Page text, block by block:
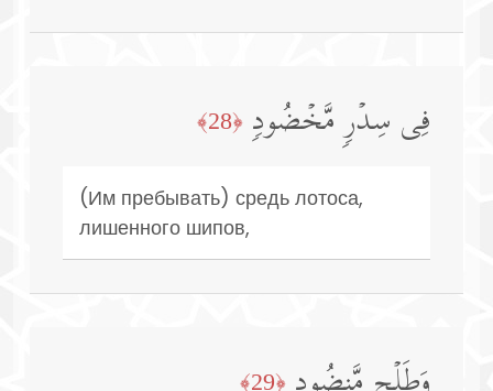
فِی سِدۡرࣲ مَّخۡضُودࣲ ﴿28﴾
(Им пребывать) средь лотоса,
лишенного шипов,
﴿29﴾